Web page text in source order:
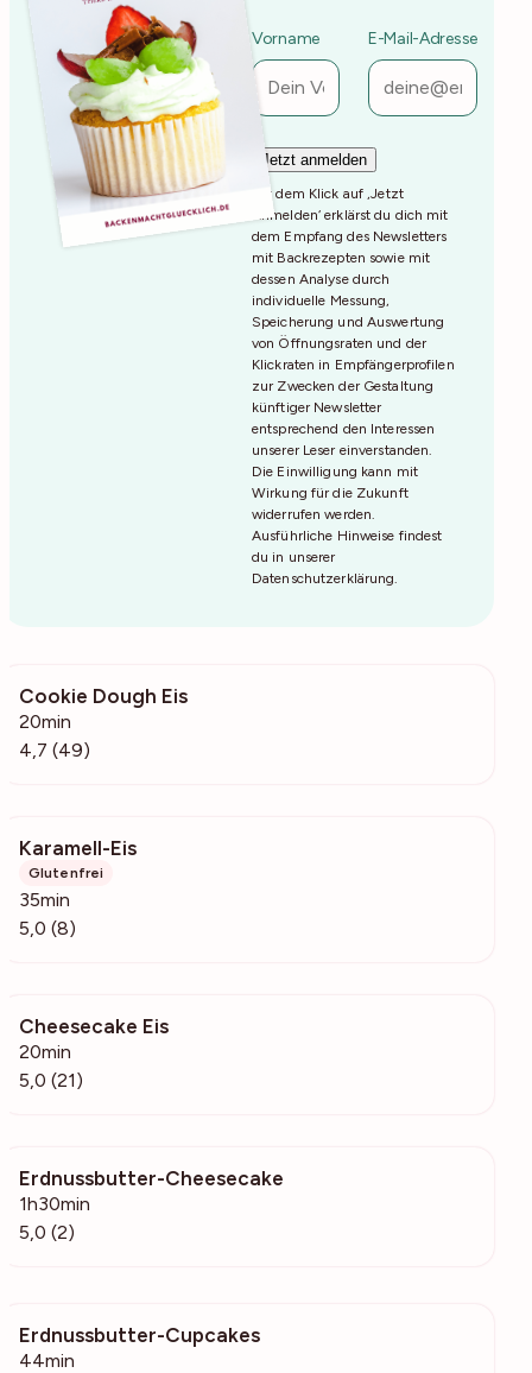
Vorname E-Mail-Adresse
Mit dem Klick auf ‚Jetzt
Anmelden‘ erklärst du dich mit
dem Empfang des Newsletters
mit Backrezepten sowie mit
dessen Analyse durch
individuelle Messung,
Speicherung und Auswertung
von Öffnungsraten und der
Klickraten in Empfängerprofilen
zur Zwecken der Gestaltung
künftiger Newsletter
entsprechend den Interessen
unserer Leser einverstanden.
Die Einwilligung kann mit
Wirkung für die Zukunft
widerrufen werden.
Ausführliche Hinweise findest
du in unserer
Datenschutzerklärung
Cookie Dough Eis
20min
4,7 (49)
Karamell-Eis
Glutenfrei
35min
5,0 (8)
Cheesecake Eis
20min
5,0 (21)
Erdnussbutter-Cheesecake
1h30min
5,0 (2)
Erdnussbutter-Cupcakes
44min